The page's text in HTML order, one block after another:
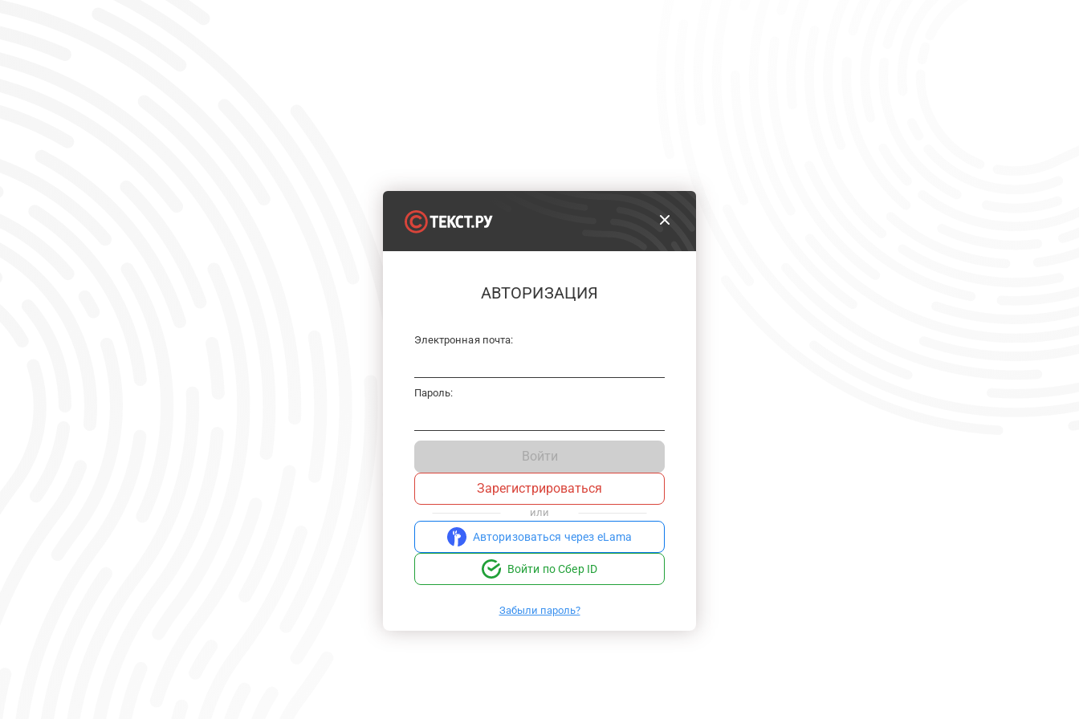
АВТОРИЗАЦИЯ
Электронная почта:
Пароль:
Войти
Зарегистрироваться
или
Авторизоваться через eLama
Войти по Сбер ID
Забыли пароль?